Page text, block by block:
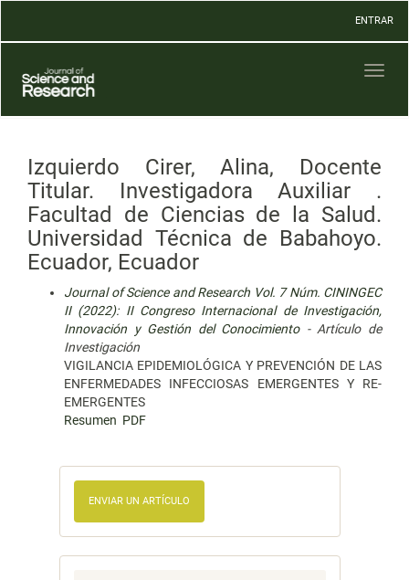
Contenido
Barra
lateral
ENTRAR
Izquierdo Cirer, Alina, Docente
Titular. Investigadora Auxiliar .
Facultad de Ciencias de la Salud.
Universidad Técnica de Babahoyo.
Ecuador, Ecuador
Journal of Science and Research Vol. 7 Núm. CININGEC
II (2022): II Congreso Internacional de Investigación,
Innovación y Gestión del Conocimiento- Artículo de
Investigación
VIGILANCIA EPIDEMIOLÓGICA Y PREVENCIÓN DE LAS
ENFERMEDADES INFECCIOSAS EMERGENTES Y RE-
EMERGENTES
Resumen PDF
ENVIAR UN ARTÍCULO